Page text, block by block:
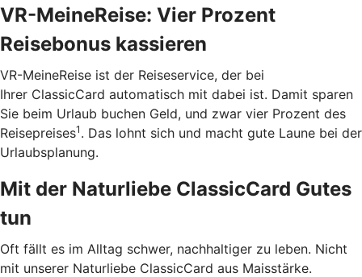
VR-MeineReise: Vier Prozent
Reisebonus kassieren
VR-MeineReise ist der Reiseservice, der bei
Ihrer ClassicCard automatisch mit dabei ist. Damit sparen
Sie beim Urlaub buchen Geld, und zwar vier Prozent des
Reisepreises1 . Das lohnt sich und macht gute Laune bei der
Urlaubsplanung.
Mit der Naturliebe ClassicCard Gutes
tun
Oft fällt es im Alltag schwer, nachhaltiger zu leben. Nicht
mit unserer Naturliebe ClassicCard aus Maisstärke.